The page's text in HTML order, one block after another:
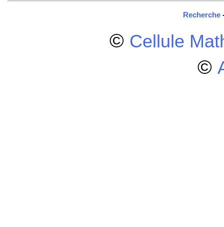
Recherche
© Cellule
©